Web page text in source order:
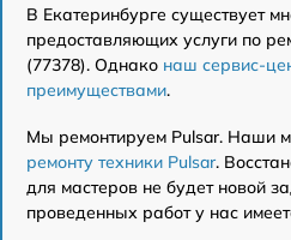
В Екатеринбурге существует
предоставляющих услуги по
(77378). Однако наш сервис-
преимуществами.
Мы ремонтируем Pulsar. Наши
ремонту техники Pulsar.
для мастеров не будет новой
проведенных работ у нас